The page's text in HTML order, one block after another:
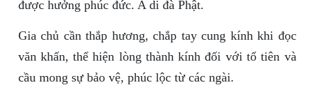
được hưởng phúc đức. A di đà Phật.
Gia chủ cần thắp hương, chắp tay cung kính khi đọc
văn khấn, thể hiện lòng thành kính đối với tổ tiên và
cầu mong sự bảo vệ, phúc lộc từ các ngài.